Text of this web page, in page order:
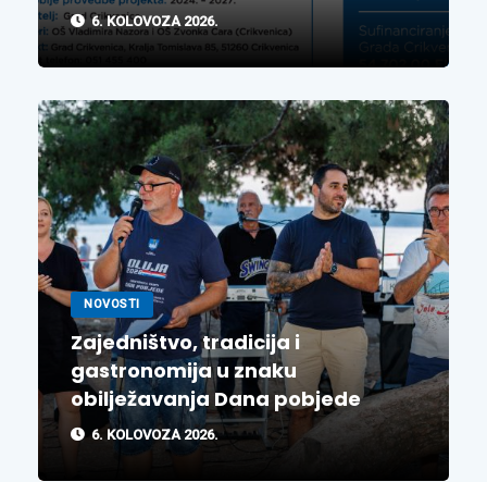
6. KOLOVOZA 2026.
NOVOSTI
Zajedništvo, tradicija i
gastronomija u znaku
obilježavanja Dana pobjede
6. KOLOVOZA 2026.